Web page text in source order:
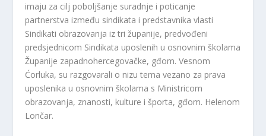
imaju za cilj poboljšanje suradnje i poticanje
partnerstva između sindikata i predstavnika vlasti
Sindikati obrazovanja iz tri županije, predvođeni
predsjednicom Sindikata uposlenih u osnovnim školama
Županije zapadnohercegovačke, gđom. Vesnom
Ćorluka, su razgovarali o nizu tema vezano za prava
uposlenika u osnovnim školama s Ministricom
obrazovanja, znanosti, kulture i športa, gđom. Helenom
Lončar.